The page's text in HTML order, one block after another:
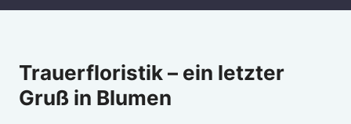
Trauerfloristik – ein letzter
Gruß in Blumen